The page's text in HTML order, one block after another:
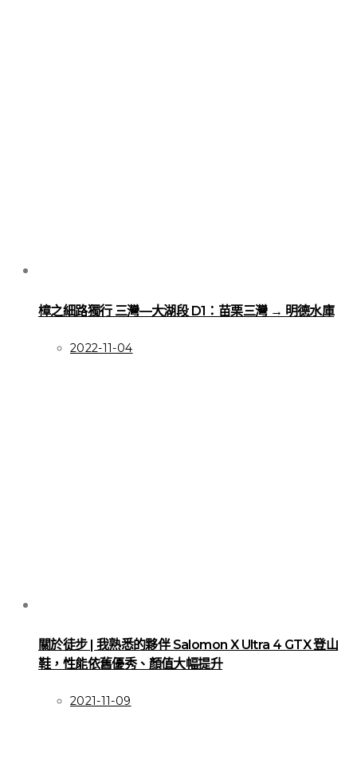
樟之細路獨行 三灣—大湖段 D1：苗栗三灣 → 明德水庫
2022-11-04
關於徒步 | 我熟悉的夥伴 Salomon X Ultra 4 GTX 登山
鞋，性能依舊優秀、顏值大幅提升
2021-11-09